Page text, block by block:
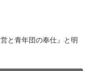
と青年団の奉仕』と明